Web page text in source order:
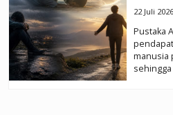
22 Juli 2026
Pustaka
manusia